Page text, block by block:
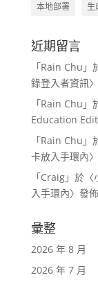
本地部署
生
近期留言
「Rain Chu 」
錄登入者資訊
「Rain Chu 」
Education
「Rain Chu 」
卡放入手環內
「Craig」於〈
入手環內〉發
彙整
2026 年 8 月
2026 年 7 月